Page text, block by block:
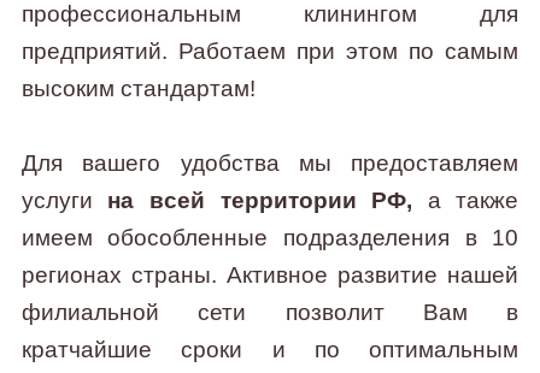
профессиональным клинингом для
предприятий. Работаем при этом по самым
высоким стандартам!
Для вашего удобства мы предоставляем
услуги на всей территории РФ, а также
имеем обособленные подразделения в 10
регионах страны. Активное развитие нашей
филиальной сети позволит Вам в
кратчайшие сроки и по оптимальным